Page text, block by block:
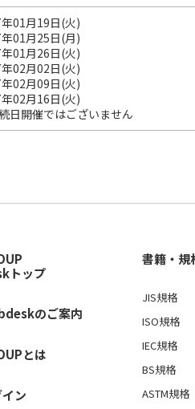
01月19日(火)
01月25日(月)
01月26日(火)
02月02日(火)
02月09日(火)
02月16日(火)
日開催ではございません
トップ
のご案内
とは
ン
書籍・規
JIS規格
ISO規格
IEC規格
BS規格
ASTM規格